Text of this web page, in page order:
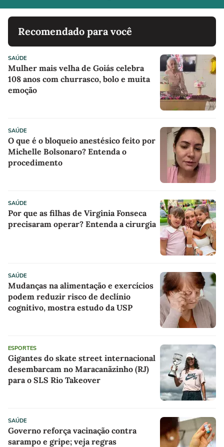
Recomendado para você
SAÚDE
Mulher mais velha de Goiás celebra
108 anos com churrasco, bolo e muita
emoção
SAÚDE
O que é o bloqueio anestésico feito por
Michelle Bolsonaro? Entenda o
procedimento
SAÚDE
Por que as filhas de Virginia Fonseca
precisaram operar? Entenda a cirurgia
SAÚDE
Mudanças na alimentação e exercícios
podem reduzir risco de declínio
cognitivo, mostra estudo da USP
ESPORTES
Gigantes do skate street internacional
desembarcam no Maracanãzinho (RJ)
para o SLS Rio Takeover
SAÚDE
Governo reforça vacinação contra
sarampo e gripe; veja regras